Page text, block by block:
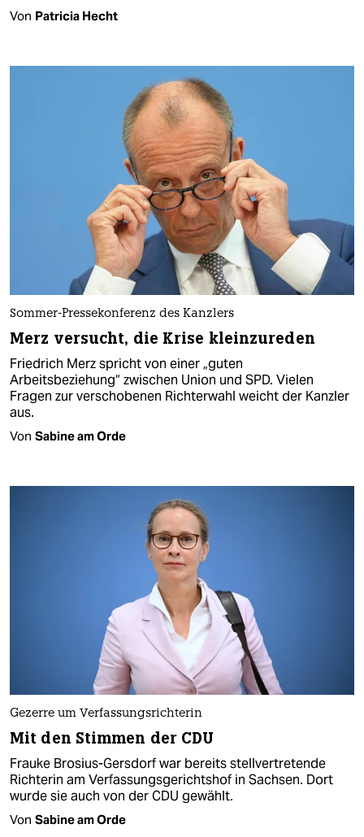
Von Patricia Hecht
Sommer-Pressekonferenz des Kanzlers
Merz versucht, die Krise kleinzureden
Friedrich Merz spricht von einer „guten
Arbeitsbeziehung“ zwischen Union und SPD. Vielen
Fragen zur verschobenen Richterwahl weicht der Kanzler
aus.
Von Sabine am Orde
Gezerre um Verfassungsrichterin
Mit den Stimmen der CDU
Frauke Brosius-Gersdorf war bereits stellvertretende
Richterin am Verfassungsgerichtshof in Sachsen. Dort
wurde sie auch von der CDU gewählt.
Von Sabine am Orde